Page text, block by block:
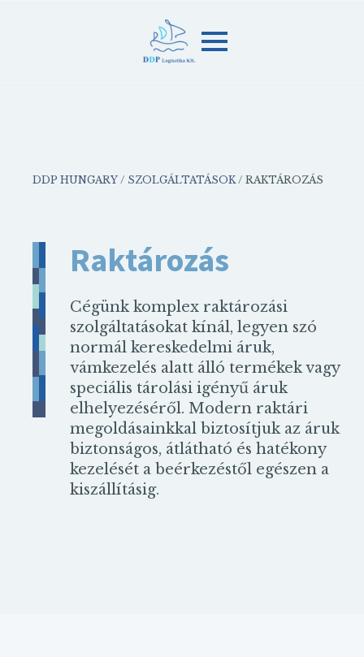
DDP HUNGARY / SZOLGÁLTATÁSOK/ RAKTÁROZÁS
Raktározás
Cégünk komplex raktározási
szolgáltatásokat kínál, legyen szó
normál kereskedelmi áruk,
vámkezelés alatt álló termékek vagy
speciális tárolási igényű áruk
elhelyezéséről. Modern raktári
megoldásainkkal biztosítjuk az áruk
biztonságos, átlátható és hatékony
kezelését a beérkezéstől egészen a
kiszállításig.